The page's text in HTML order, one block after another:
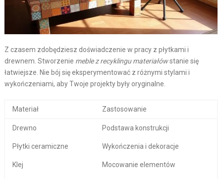
Z czasem zdobędziesz doświadczenie w pracy z płytkami i
drewnem. Stworzenie meble z recyklingu materiałówstanie się
łatwiejsze. Nie bój się eksperymentować z różnymi stylami i
wykończeniami, aby Twoje projekty były oryginalne.
Materiał Zastosowanie
Drewno Podstawa konstrukcji
Płytki ceramiczne Wykończenia i dekoracje
Klej Mocowanie elementów